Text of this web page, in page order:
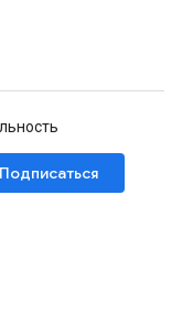
Подписаться